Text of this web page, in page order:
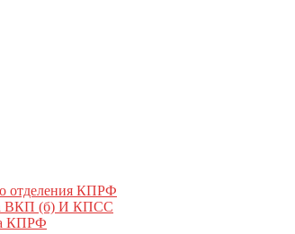
отделения КПРФ
ВКП (б) И КПСС
КПРФ